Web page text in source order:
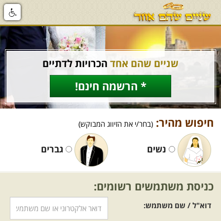
שניים שהם אחד הכרויות לדתיים
* הרשמה חינם!
חיפוש מהיר: (בחר/י את הזיווג המבוקש)
נשים גברים
כניסת משתמשים רשומים:
דוא"ל / שם משתמש: